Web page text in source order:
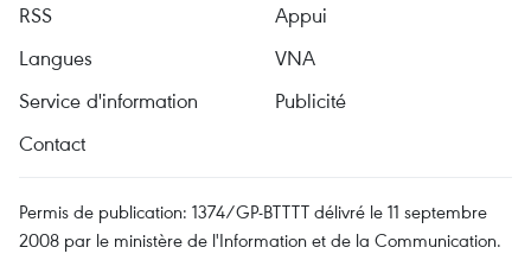
RSS
Appui
Langues
VNA
Service d'information
Publicité
Contact
Permis de publication: 1374/GP-BTTTT délivré le 11 septembre
2008 par le ministère de l'Information et de la Communication.